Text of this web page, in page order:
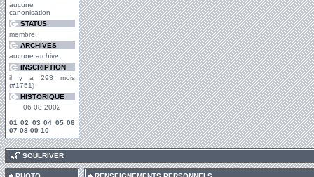
aucune
canonisation
STATUS
membre
ARCHIVES
aucune archive
INSCRIPTION
il y a 293 mois
(#1751)
HISTORIQUE
06 08 2002
01 02 03 04 05 06
07 08 09 10
SOULRIVER